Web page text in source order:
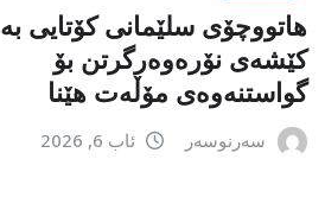
هاتووچۆی سلێمانی کۆتایی بە
کێشەی نۆرەوەرگرتن بۆ
گواستنەوەی مۆڵەت هێنا
سەرنوسەر ئاب 6, 2026